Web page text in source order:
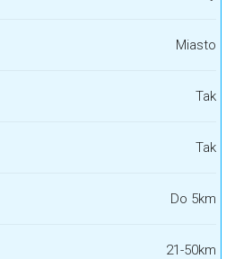
Miasto
Tak
Tak
Do 5km
21-50km